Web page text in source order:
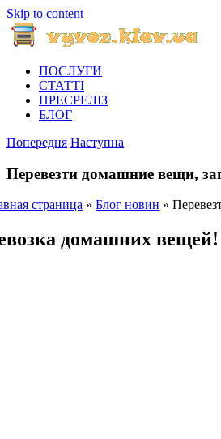
Skip to content
ПОСЛУГИ
СТАТТІ
ПРЕСРЕЛІЗ
БЛОГ
Попередня Наступна
Перевезти домашние вещи,
страница »Блог новин »
домашних вещей!